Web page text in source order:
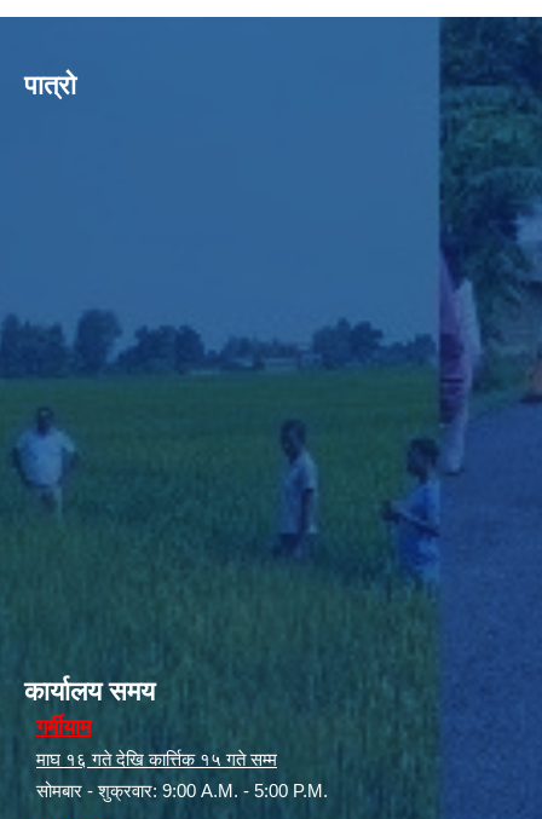
पात्रो
कार्यालय समय
गर्मीयाम
माघ १६ गते देखि कार्त्तिक १५ गते सम्म
सोमबार - शुक्रवार: 9:00 A.M. - 5:00 P.M.